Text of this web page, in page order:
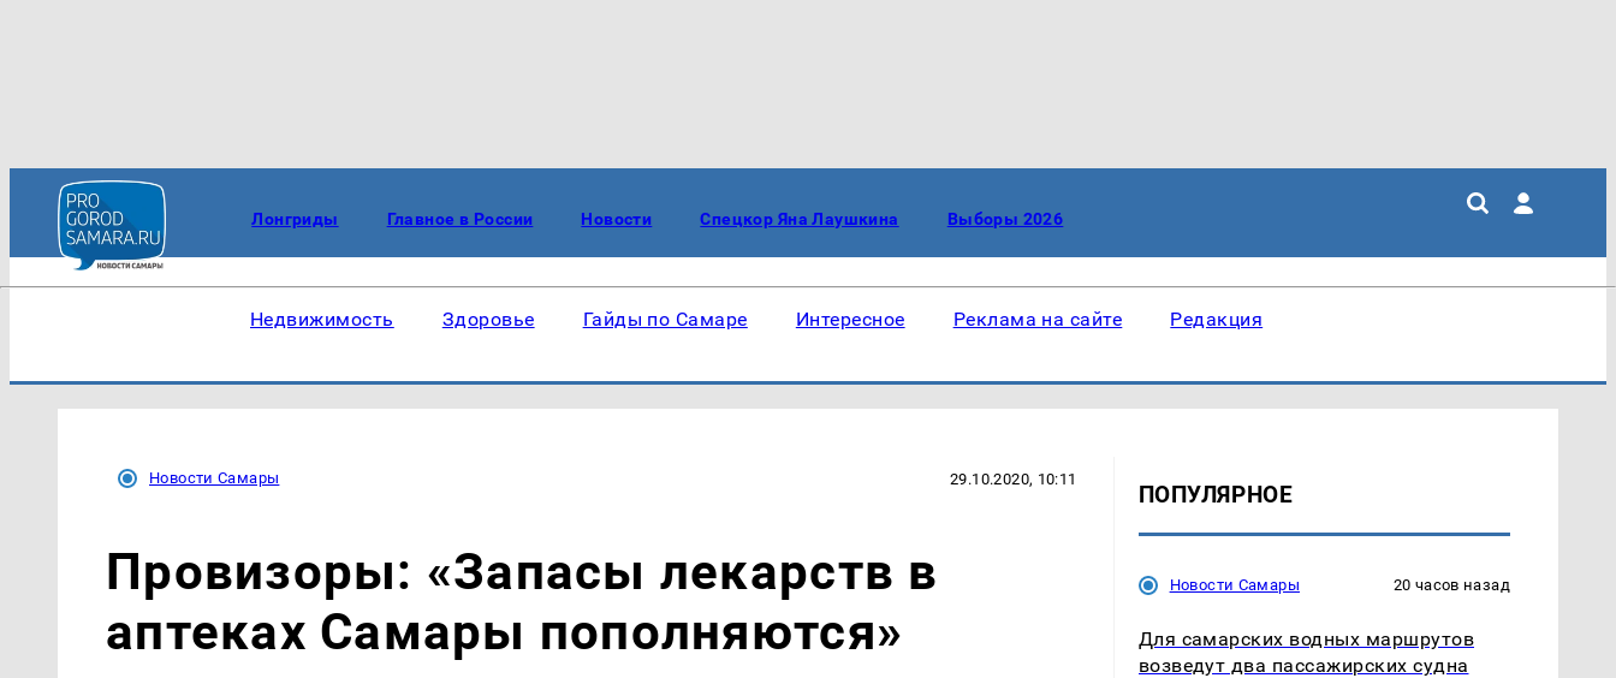
Лонгриды Главное в России Новости Спецкор Яна Лаушкина Выборы 2026
Недвижимость Здоровье Гайды по Самаре Интересное Реклама на сайте Редакция
Новости Самары 29.10.2020, 10:11
Провизоры: «Запасы лекарств в
аптеках Самары пополняются»
ПОПУЛЯРНОЕ
Новости Самары 20 часов назад
Для самарских водных маршрутов
возведут два пассажирских судна